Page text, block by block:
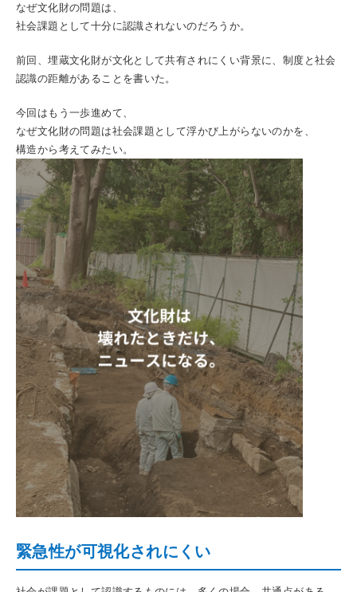
なぜ文化財の問題は、
社会課題として十分に認識されないのだろうか。
前回、埋蔵文化財が文化として共有されにくい背景に、制度と社会
認識の距離があることを書いた。
今回はもう一歩進めて、
なぜ文化財の問題は社会課題として浮かび上がらないのかを、
構造から考えてみたい。
緊急性が可視化されにくい